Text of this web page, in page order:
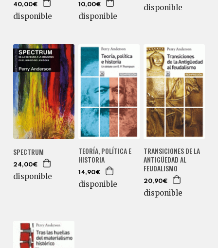
40,00€
disponible
10,00€
disponible
disponible
SPECTRUM
24,00€
disponible
TEORÍA, POLÍTICA E
HISTORIA
14,90€
disponible
TRANSICIONES DE LA
ANTIGÜEDAD AL
FEUDALISMO
20,90€
disponible